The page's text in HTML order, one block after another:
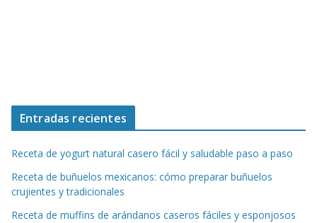
Entradas recientes
Receta de yogurt natural casero fácil y saludable paso a paso
Receta de buñuelos mexicanos: cómo preparar buñuelos
crujientes y tradicionales
Receta de muffins de arándanos caseros fáciles y esponjosos